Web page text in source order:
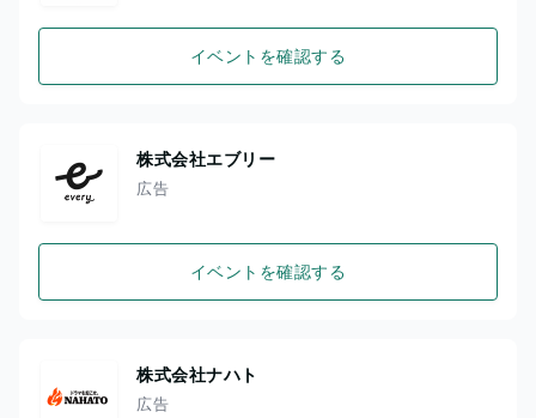
イベントを確認する
株式会社エブリー
広告
イベントを確認する
株式会社ナハト
広告